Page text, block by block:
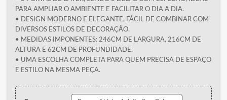
PARA AMPLIAR O AMBIENTE E FACILITAR O DIA A DIA.
• DESIGN MODERNO E ELEGANTE, FÁCIL DE COMBINAR COM
DIVERSOS ESTILOS DE DECORAÇÃO.
• MEDIDAS IMPONENTES: 246CM DE LARGURA, 216CM DE
ALTURA E 62CM DE PROFUNDIDADE.
• UMA ESCOLHA COMPLETA PARA QUEM PRECISA DE ESPAÇO
E ESTILO NA MESMA PEÇA.